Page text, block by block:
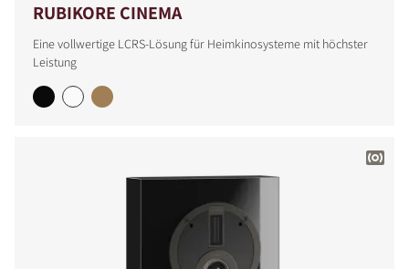
RUBIKORE CINEMA
Eine vollwertige LCRS-Lösung für Heimkinosysteme mit höchster
Leistung